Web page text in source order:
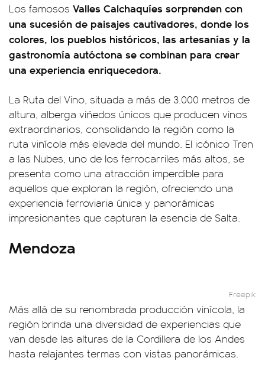
Los famosos Valles Calchaquíes sorprenden con
una sucesión de paisajes cautivadores, donde los
colores, los pueblos históricos, las artesanías y la
gastronomía autóctona se combinan para crear
una experiencia enriquecedora.
La Ruta del Vino, situada a más de 3.000 metros de
altura, alberga viñedos únicos que producen vinos
extraordinarios, consolidando la región como la
ruta vinícola más elevada del mundo. El icónico Tren
a las Nubes, uno de los ferrocarriles más altos, se
presenta como una atracción imperdible para
aquellos que exploran la región, ofreciendo una
experiencia ferroviaria única y panorámicas
impresionantes que capturan la esencia de Salta.
Mendoza
Freepik
Más allá de su renombrada producción vinícola, la
región brinda una diversidad de experiencias que
van desde las alturas de la Cordillera de los Andes
hasta relajantes termas con vistas panorámicas.